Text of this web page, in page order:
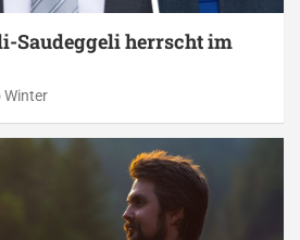
Saudeggeli herrscht im
Winter